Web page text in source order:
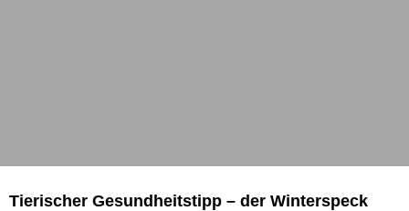
Tierischer Gesundheitstipp – der Winterspeck